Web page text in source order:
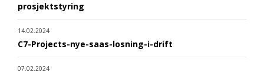
prosjektstyring
14.02.2024
C7-Projects-nye-saas-losning-i-drift
07.02.2024